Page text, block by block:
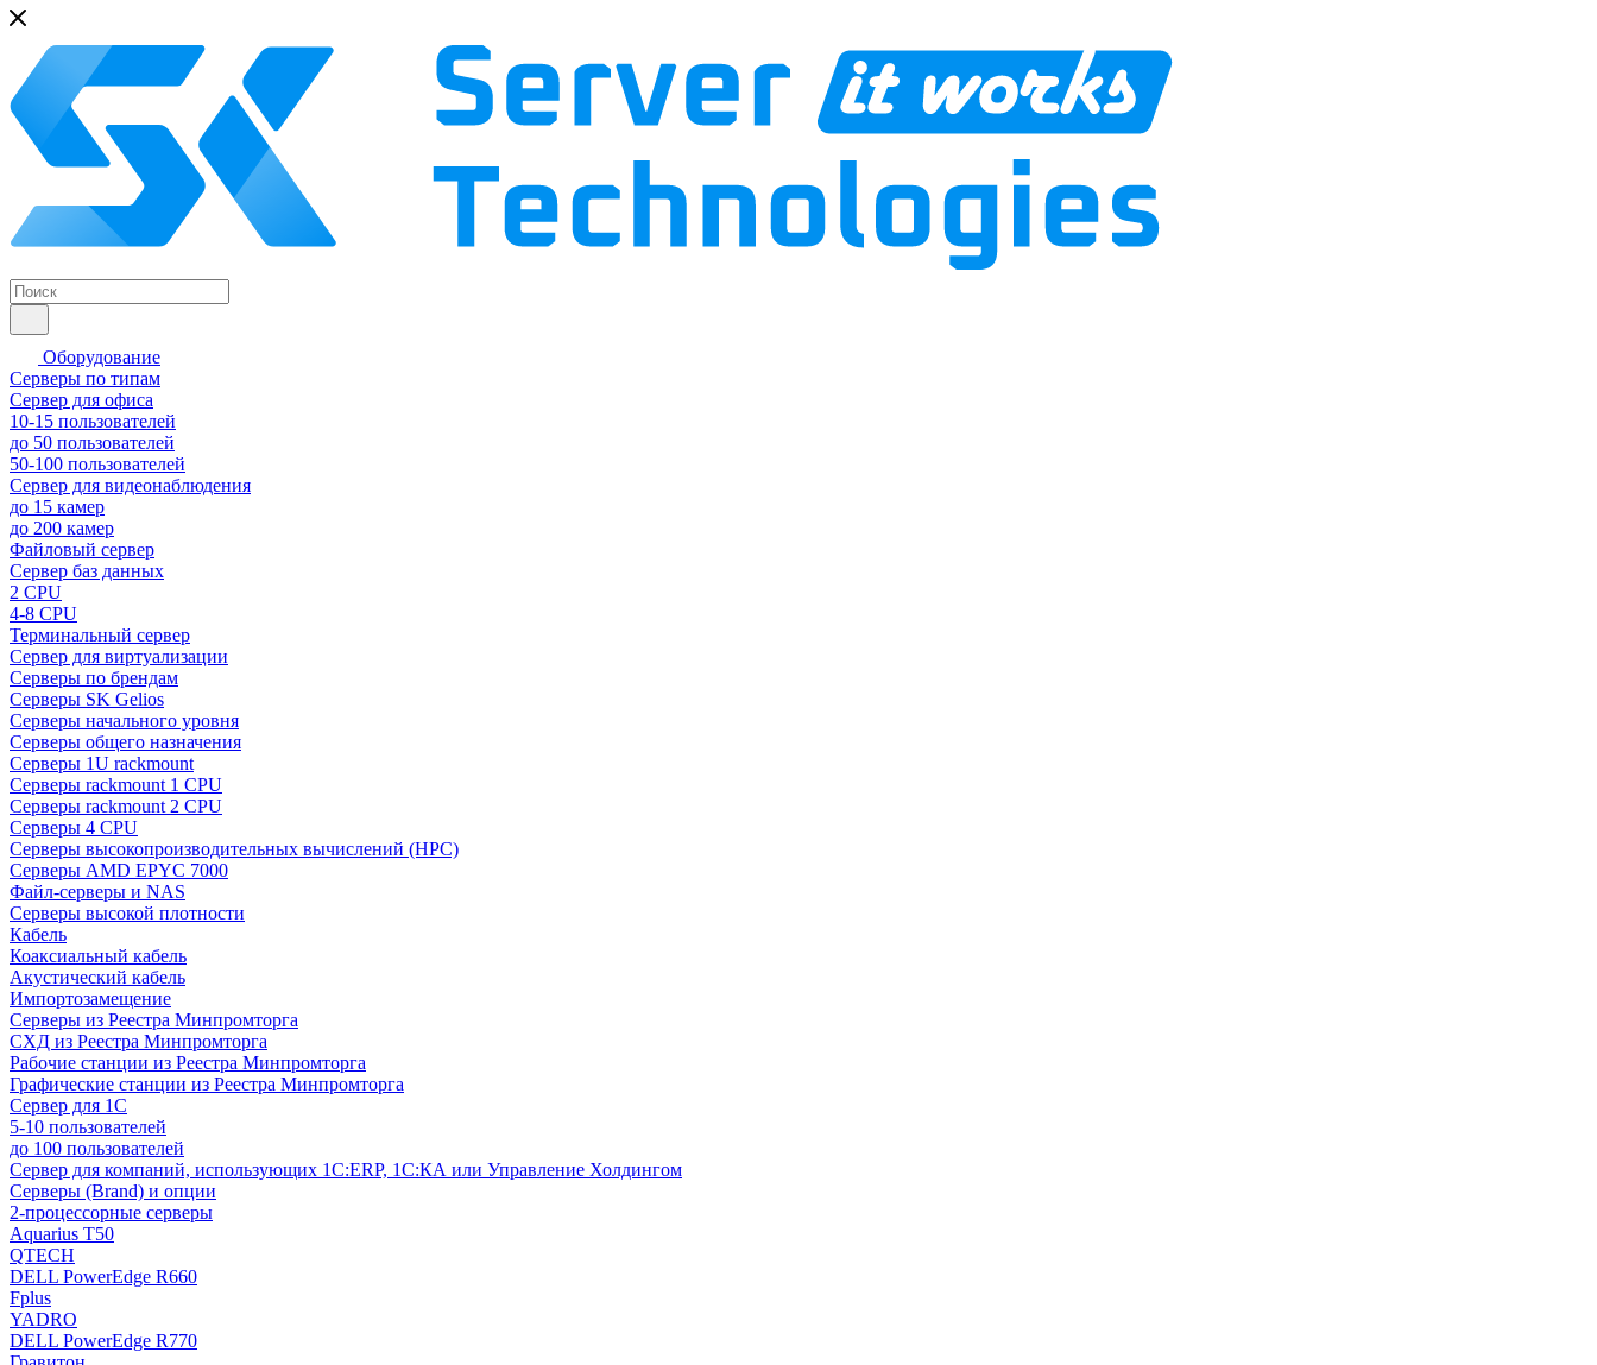
Оборудование
Серверы по типам
Сервер для офиса
10-15 пользователей
до 50 пользователей
50-100 пользователей
Сервер для видеонаблюдения
до 15 камер
до 200 камер
Файловый сервер
Сервер баз данных
2 CPU
4-8 CPU
Терминальный сервер
Сервер для виртуализации
Серверы по брендам
Серверы SK Gelios
Серверы начального уровня
Серверы общего назначения
Серверы 1U rackmount
Серверы rackmount 1 CPU
Серверы rackmount 2 CPU
Серверы 4 CPU
Серверы высокопроизводительных вычислений (HPC)
Серверы AMD EPYC 7000
Файл-серверы и NAS
Серверы высокой плотности
Кабель
Коаксиальный кабель
Акустический кабель
Импортозамещение
Серверы из Реестра Минпромторга
СХД из Реестра Минпромторга
Рабочие станции из Реестра Минпромторга
Графические станции из Реестра Минпромторга
Сервер для 1С
5-10 пользователей
до 100 пользователей
Сервер для компаний, использующих 1C:ERP, 1С:КА или Управление Холдингом
Серверы (Brand) и опции
2-процессорные серверы
Aquarius T50
QTECH
DELL PowerEdge R660
Fplus
YADRO
DELL PowerEdge R770